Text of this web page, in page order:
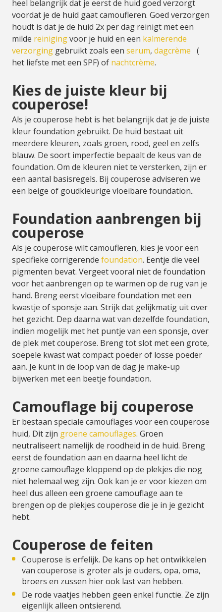
heel belangrijk dat je eerst de huid goed verzorgt
voordat je de huid gaat camoufleren. Goed verzorgen
houdt is dat je de huid 2x per dag reinigt met een
milde reinigingvoor je huid en een kalmerende
verzorging gebruikt zoals een serum, dagcrème (
het liefste met een SPF) of nachtcrème.
Kies de juiste kleur bij
couperose!
Als je couperose hebt is het belangrijk dat je de juiste
kleur foundation gebruikt. De huid bestaat uit
meerdere kleuren, zoals groen, rood, geel en zelfs
blauw. De soort imperfectie bepaalt de keus van de
foundation. Om de kleuren niet te versterken, zijn er
een aantal basisregels. Bij couperose adviseren we
een beige of goudkleurige vloeibare foundation..
Foundation aanbrengen bij
couperose
Als je couperose wilt camoufleren, kies je voor een
specifieke corrigerende foundation. Eentje die veel
pigmenten bevat. Vergeet vooral niet de foundation
voor het aanbrengen op te warmen op de rug van je
hand. Breng eerst vloeibare foundation met een
kwastje of sponsje aan. Strijk dat gelijkmatig uit over
het gezicht. Dep daarna wat van dezelfde foundation,
indien mogelijk met het puntje van een sponsje, over
de plek met couperose. Breng tot slot met een grote,
soepele kwast wat compact poeder of losse poeder
aan. Je kunt in de loop van de dag je make-up
bijwerken met een beetje foundation.
Camouflage bij couperose
Er bestaan speciale camouflages voor een couperose
huid, Dit zijn groene camouflages. Groen
neutraliseert namelijk de roodheid in de huid. Breng
eerst de foundation aan en daarna heel licht de
groene camouflage kloppend op de plekjes die nog
niet helemaal weg zijn. Ook kan je er voor kiezen om
heel dus alleen een groene camouflage aan te
brengen op de plekjes couperose die je in je gezicht
hebt.
Couperose de feiten
Couperose is erfelijk. De kans op het ontwikkelen
van couperose is groter als je ouders, opa, oma,
broers en zussen hier ook last van hebben.
De rode vaatjes hebben geen enkel functie. Ze zijn
eigenlijk alleen ontsierend.